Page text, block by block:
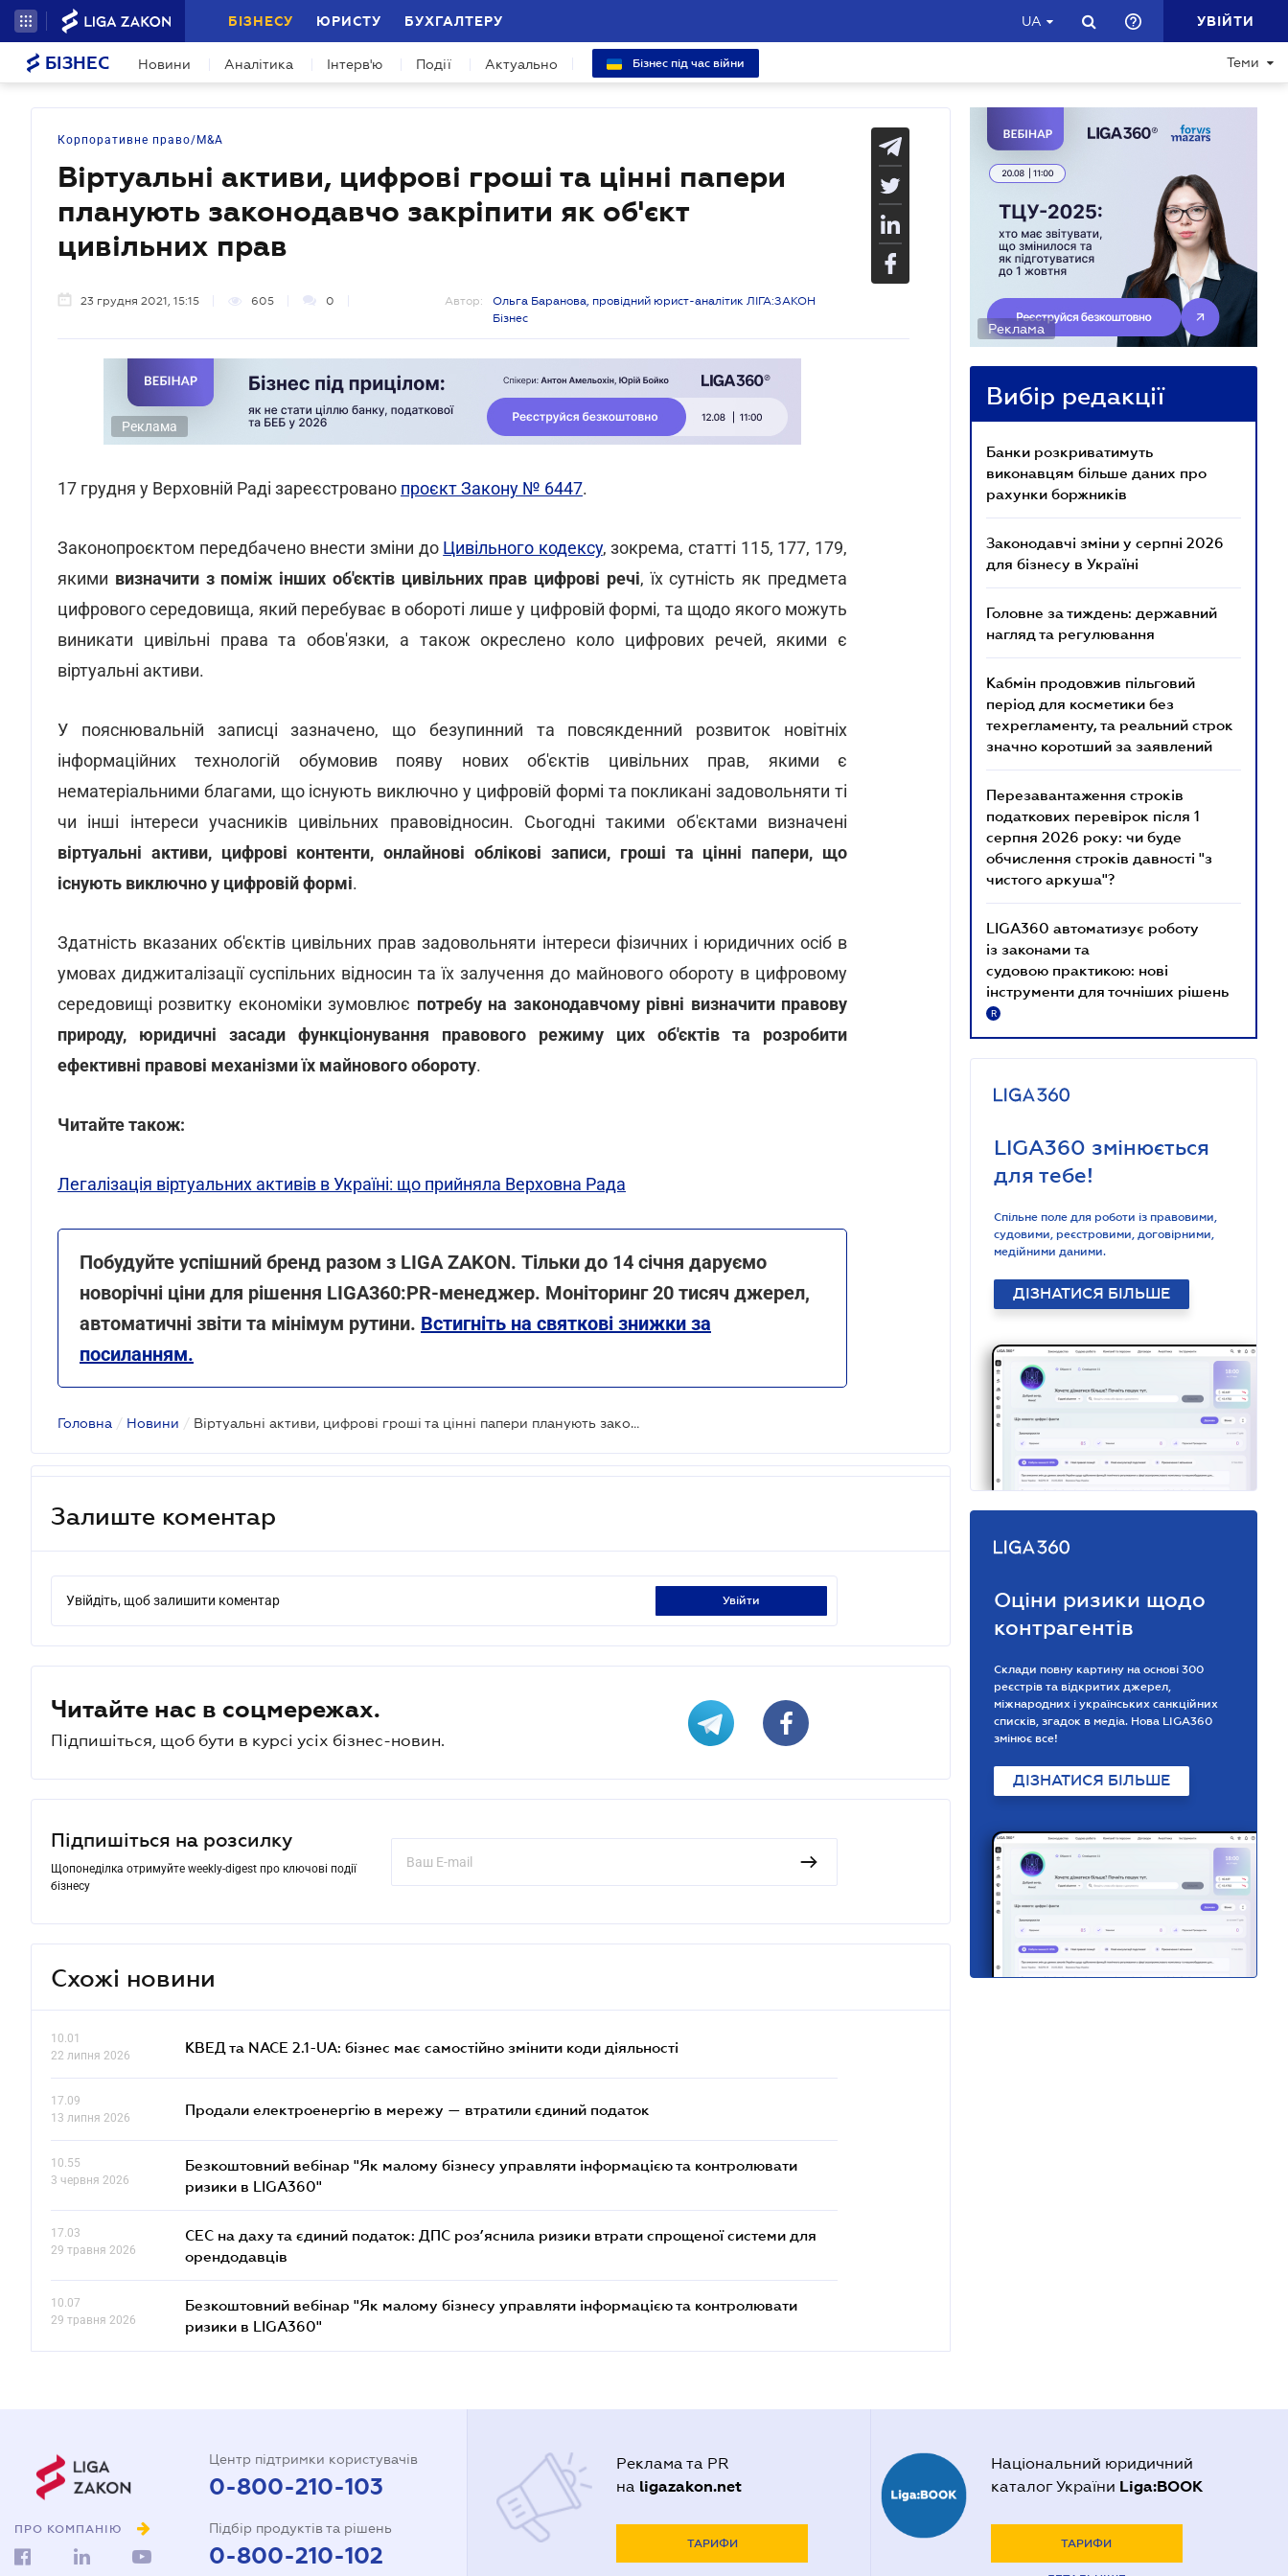
БІЗНЕСУ ЮРИСТУ БУХГАЛТЕРУ UA УВІЙТИ
БІЗНЕС Новини Аналітика Інтерв'ю Події Актуально Бізнес під час війни Теми
Корпоративне право/M&A
Віртуальні активи, цифрові гроші та цінні папери
планують законодавчо закріпити як об'єкт
цивільних прав
23 грудня 2021, 15:15 605 0 Автор:
Ольга Баранова, провідний юрист-аналітик ЛІГА:ЗАКОН
Бізнес
Реклама
17 грудня у Верховній Раді зареєстровано проєкт Закону № 6447.
Законопроєктом передбачено внести зміни до Цивільного кодексу, зокрема, статті 115, 177, 179,
якими визначити з поміж інших об'єктів цивільних прав цифрові речі, їх сутність як предмета
цифрового середовища, який перебуває в обороті лише у цифровій формі, та щодо якого можуть
виникати цивільні права та обов'язки, а також окреслено коло цифрових речей, якими є
віртуальні активи.
У пояснювальній записці зазначено, що безупинний та повсякденний розвиток новітніх
інформаційних технологій обумовив появу нових об'єктів цивільних прав, якими є
нематеріальними благами, що існують виключно у цифровій формі та покликані задовольняти ті
чи інші інтереси учасників цивільних правовідносин. Сьогодні такими об'єктами визначені
віртуальні активи, цифрові контенти, онлайнові облікові записи, гроші та цінні папери, що
існують виключно у цифровій формі.
Здатність вказаних об'єктів цивільних прав задовольняти інтереси фізичних і юридичних осіб в
умовах диджиталізації суспільних відносин та їх залучення до майнового обороту в цифровому
середовищі розвитку економіки зумовлює потребу на законодавчому рівні визначити правову
природу, юридичні засади функціонування правового режиму цих об'єктів та розробити
ефективні правові механізми їх майнового обороту.
Читайте також:
Легалізація віртуальних активів в Україні: що прийняла Верховна Рада
Побудуйте успішний бренд разом з LIGA ZAKON. Тільки до 14 січня даруємо
новорічні ціни для рішення LIGA360:PR-менеджер. Моніторинг 20 тисяч джерел,
автоматичні звіти та мінімум рутини. Встигніть на святкові знижки за
посиланням.
Головна / Новини / Віртуальні активи, цифрові гроші та цінні папери планують законодавчо закріпити як об'єкт цивільних прав
Залиште коментар
Увійдіть, щоб залишити коментар увійти
Читайте нас в соцмережах.
Підпишіться, щоб бути в курсі усіх бізнес-новин.
Підпишіться на розсилку
Щопонеділка отримуйте weekly-digest про ключові події
бізнесу
Схожі новини
10.01
22 липня 2026
КВЕД та NACE 2.1-UA: бізнес має самостійно змінити коди діяльності
17.09
13 липня 2026
Продали електроенергію в мережу — втратили єдиний податок
10.55
3 червня 2026
Безкоштовний вебінар "Як малому бізнесу управляти інформацією та контролювати
ризики в LIGA360"
17.03
29 травня 2026
СЕС на даху та єдиний податок: ДПС роз’яснила ризики втрати спрощеної системи для
орендодавців
10.07
29 травня 2026
Безкоштовний вебінар "Як малому бізнесу управляти інформацією та контролювати
ризики в LIGA360"
Реклама
Вибір редакції
Банки розкриватимуть
виконавцям більше даних про
рахунки боржників
Законодавчі зміни у серпні 2026
для бізнесу в Україні
Головне за тиждень: державний
нагляд та регулювання
Кабмін продовжив пільговий
період для косметики без
техрегламенту, та реальний строк
значно коротший за заявлений
Перезавантаження строків
податкових перевірок після 1
серпня 2026 року: чи буде
обчислення строків давності "з
чистого аркуша"?
LIGA360 автоматизує роботу
із законами та
судовою практикою: нові
інструменти для точніших рішень
R
LIGA360 змінюється
для тебе!
Спільне поле для роботи із правовими,
судовими, реєстровими, договірними,
медійними даними.
ДІЗНАТИСЯ БІЛЬШЕ
Оціни ризики щодо
контрагентів
Склади повну картину на основі 300
реєстрів та відкритих джерел,
міжнародних і українських санкційних
списків, згадок в медіа. Нова LIGA360
змінює все!
ДІЗНАТИСЯ БІЛЬШЕ
ПРО КОМПАНІЮ
Центр підтримки користувачів
0-800-210-103
Підбір продуктів та рішень
0-800-210-102
Реклама та PR
на ligazakon.net
ТАРИФИ
Національний юридичний
каталог України Liga:BOOK
ТАРИФИ